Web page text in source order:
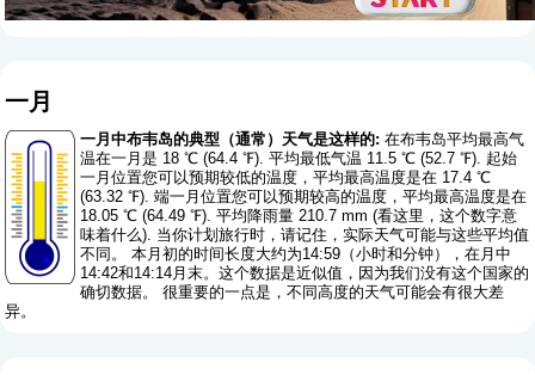
一月
一月中布韦岛的典型（通常）天气是这样的: 在布韦岛平均最高气
温在一月是 18 ℃ (64.4 ℉). 平均最低气温 11.5 ℃ (52.7 ℉). 起始
一月位置您可以预期较低的温度，平均最高温度是在 17.4 ℃
(63.32 ℉). 端一月位置您可以预期较高的温度，平均最高温度是在
18.05 ℃ (64.49 ℉). 平均降雨量 210.7 mm (看这里，这个数字意
味着什么). 当你计划旅行时，请记住，实际天气可能与这些平均值
不同。 本月初的时间长度大约为14:59（小时和分钟），在月中
14:42和14:14月末。这个数据是近似值，因为我们没有这个国家的
确切数据。 很重要的一点是，不同高度的天气可能会有很大差
异。